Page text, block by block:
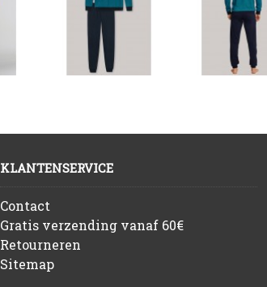
KLANTENSERVICE
Contact
Gratis verzending vanaf 60€
Retourneren
Sitemap